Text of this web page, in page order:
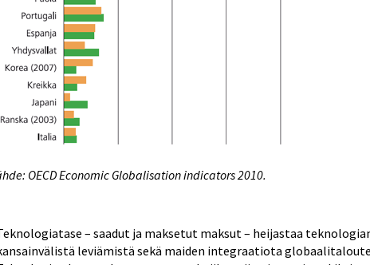
OECD Economic Globalisation indicators 2010.
– saadut ja maksetut maksut – heijastaa
leviämistä sekä maiden integraatiota